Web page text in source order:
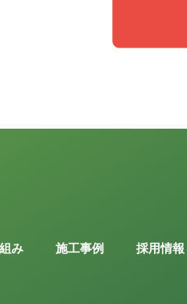
み 施工事例 採用情報